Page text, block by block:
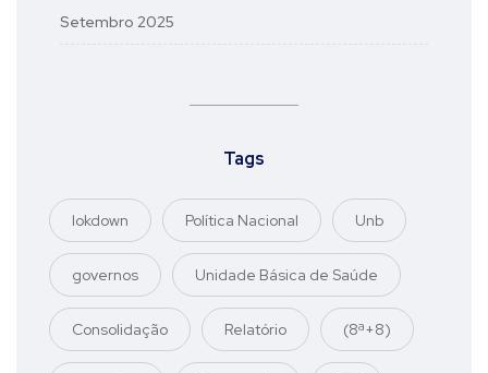
Setembro 2025
Tags
lokdown Política Nacional Unb
governos Unidade Básica de Saúde
Consolidação Relatório (8ª+8)